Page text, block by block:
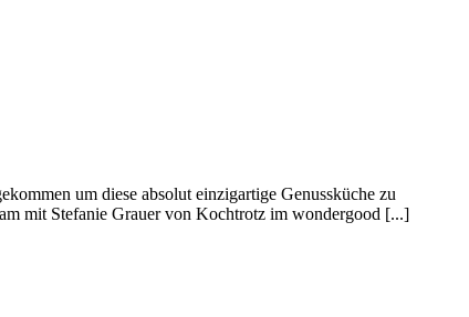
um diese absolut einzigartige Genussküche zu
mit Stefanie Grauer von Kochtrotz im wondergood [...]